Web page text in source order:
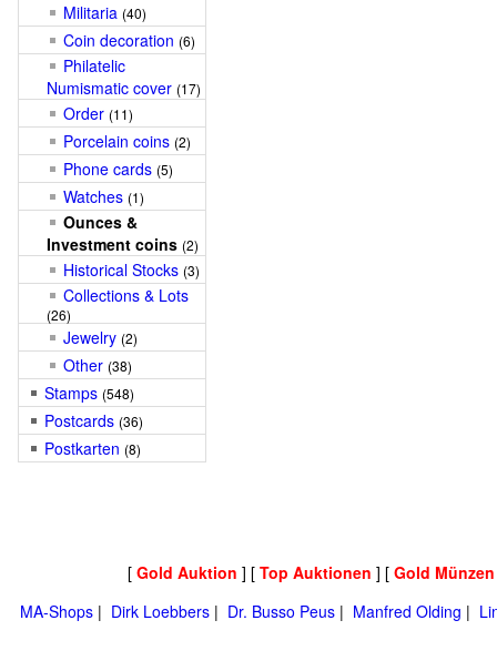
Militaria (40)
Coin decoration (6)
Philatelic
Numismatic cover (17)
Order (11)
Porcelain coins (2)
Phone cards (5)
Watches (1)
Ounces &
Investment coins (2)
Historical Stocks (3)
Collections & Lots
(26)
Jewelry (2)
Other (38)
Stamps (548)
Postcards (36)
Postkarten (8)
[ Gold Auktion ] [ Top Auktionen ] [ Gold
MA-Shops | Dirk Loebbers | Dr. Busso Peus | Manfred Olding |